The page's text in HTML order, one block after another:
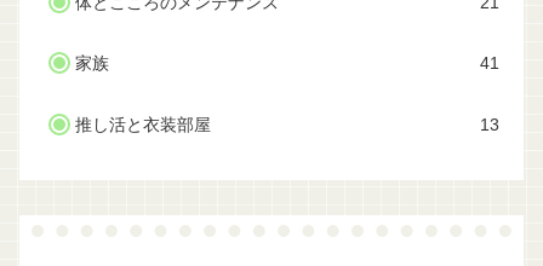
家族 41
推し活と衣装部屋 13